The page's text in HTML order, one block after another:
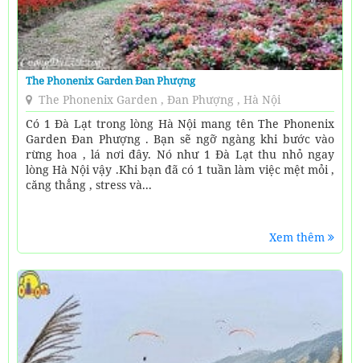
The Phonenix Garden Đan Phượng
The Phonenix Garden , Đan Phượng , Hà Nội
Có 1 Đà Lạt trong lòng Hà Nội mang tên The Phonenix
Garden Đan Phượng . Bạn sẽ ngỡ ngàng khi bước vào
rừng hoa , lá nơi đây. Nó như 1 Đà Lạt thu nhỏ ngay
lòng Hà Nội vậy .Khi bạn đã có 1 tuần làm việc mệt mỏi ,
căng thẳng , stress và...
Xem thêm